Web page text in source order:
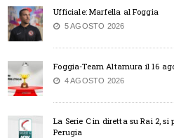
Ufficiale: Marfella al Foggia
5 AGOSTO 2026
Foggia-Team Altamura il 16
4 AGOSTO 2026
La Serie C in diretta su Rai 2,
Perugia